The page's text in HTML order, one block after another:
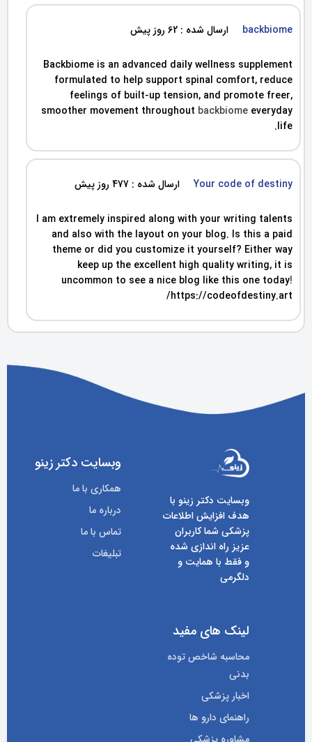
backbiome ارسال شده : 62 روز پیش
Backbiome is an advanced daily wellness supplement
formulated to help support spinal comfort, reduce
feelings of built-up tension, and promote freer,
smoother movement throughout backbiome everyday
life.
Your code of destiny ارسال شده : 477 روز پیش
I am extremely inspired along with your writing talents
and also with the layout on your blog. Is this a paid
theme or did you customize it yourself? Either way
keep up the excellent high quality writing, it is
uncommon to see a nice blog like this one today!
https://codeofdestiny.art/
وبسایت دکتر زینو با
هدف افزایش اطلاعات
پزشکی شما کاربران
عزیز راه اندازی شده
و فقط با همایت و
دلگرمی
وبسایت دکتر زینو
همکاری با ما
درباره ما
تماس با ما
تبلیغات
لینک های مفید
محاسبه شاخص توده
بدنی
اخبار پزشکی
راهنمای دارو ها